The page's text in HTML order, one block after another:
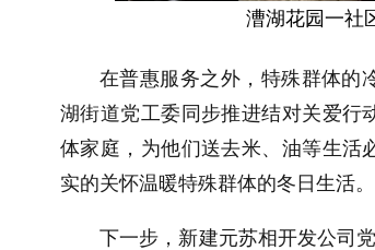
漕湖花园一社
在普惠服务之外，特殊群体的
湖街道党工委同步推进结对关爱行
体家庭，为他们送去米、油等生活
实的关怀温暖特殊群体的冬日生活。
下一步，新建元苏相开发公司